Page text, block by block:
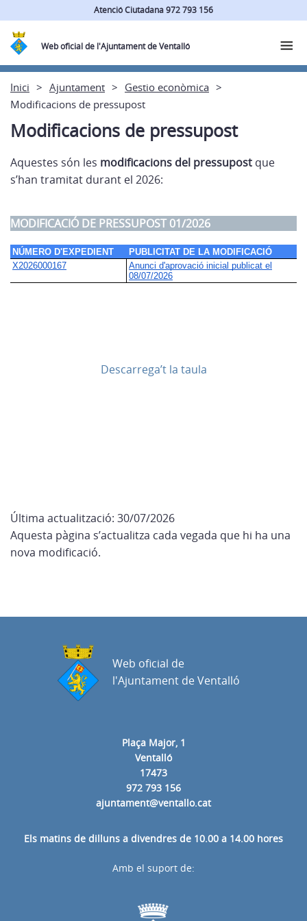
Atenció Ciutadana 972 793 156
Web oficial de l'Ajuntament de Ventalló
Inici Ajuntament
Gestio econòmica
Modificacions de pressupost
Modificacions de pressupost
Aquestes són les modificacions del pressupost que
s’han tramitat durant el 2026:
MODIFICACIÓ DE PRESSUPOST 01/2026
Descarrega’t la taula
Última actualització: 30/07/2026
Aquesta pàgina s’actualitza cada vegada que hi ha una
nova modificació.
Plaça Major, 1
Ventalló
17473
972 793 156
ajuntament@ventallo.cat
Els matins de dilluns a divendres de 10.00 a 14.00 hores
Web oficial de
l'Ajuntament de Ventalló
Amb el suport de: